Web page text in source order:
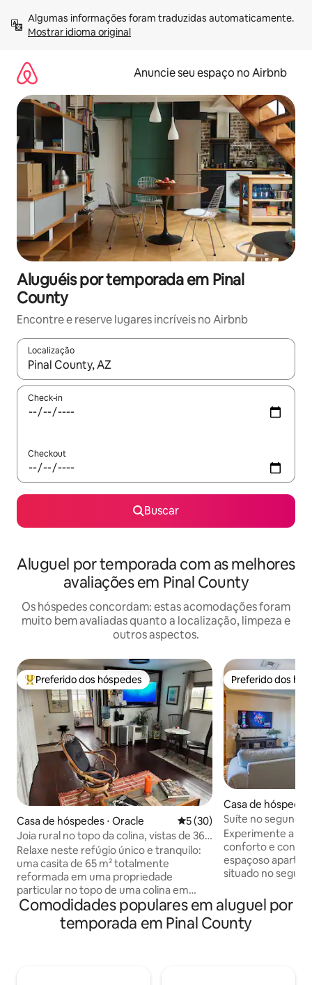
para
Mostrar idioma original
Anuncie seu espaço no Airbnb
Aluguéis por temporada em Pinal
County
Encontre e reserve lugares incríveis no Airbnb
Localização
Quando os resultados estiverem disponíveis, explore-os
Check-in
Checkout
Buscar
Aluguel por temporada com as melhores
avaliações em Pinal County
Os hóspedes concordam: estas acomodações foram
muito bem avaliadas quanto a localização, limpeza e
outros aspectos.
Entre os melhores preferidos dos hóspedes
Preferido dos hóspedes
Casa de hóspedes ⋅ Oracle 5 de uma avaliação média
5 (30)
Joia rural no topo da colina, vistas de 360
graus
Relaxe neste refúgio único e tranquilo:
uma casita de 65 m² totalmente
reformada em uma propriedade
particular no topo de uma colina em
Oracle, Arizona. Acorde com vistas
deslumbrantes de 360° das montanhas
de Santa Catalinas e Monte Lemmon.
Preferido dos
Preferido dos
Casa de
reek
Suíte no segundo
Experimente a
conforto e
espaçoso
situado no segundo
relaxar e inclui
aplicativos de
grande possui
Comodidades populares em aluguel por
temporada em Pinal County